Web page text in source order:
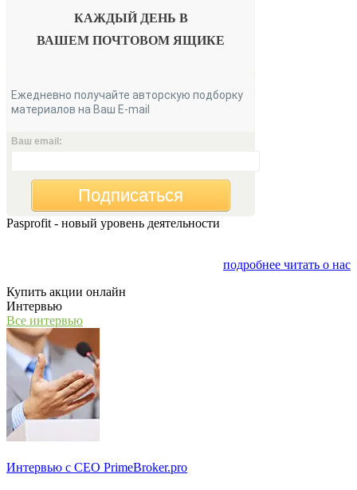
КАЖДЫЙ ДЕНЬ В
ВАШЕМ ПОЧТОВОМ ЯЩИКЕ
Ежедневно получайте авторскую подборку
материалов на Ваш E-mail
Ваш email:
Подписаться
Pasprofit - новый уровень деятельности
подробнее читать о нас
Купить акции онлайн
Интервью
Все интервью
Интервью с СЕО PrimeBroker.pro